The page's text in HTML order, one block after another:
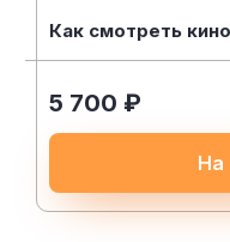
Как смотреть кино
5 700 ₽
На